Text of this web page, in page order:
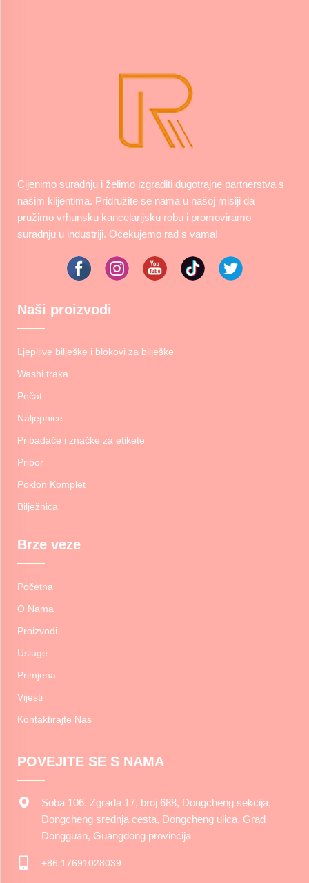
Cijenimo suradnju i želimo izgraditi dugotrajne partnerstva s
našim klijentima. Pridružite se nama u našoj misiji da
pružimo vrhunsku kancelarijsku robu i promoviramo
suradnju u industriji. Očekujemo rad s vama!
Naši proizvodi
Ljepljive bilješke i blokovi za bilješke
Washi traka
Pečat
Naljepnice
Pribadače i značke za etikete
Pribor
Poklon Komplet
Bilježnica
Brze veze
Početna
O Nama
Proizvodi
Usluge
Primjena
Vijesti
Kontaktirajte Nas
POVEJITE SE S NAMA
Soba 106, Zgrada 17, broj 688, Dongcheng sekcija,
Dongcheng srednja cesta, Dongcheng ulica, Grad
Dongguan, Guangdong provincija
+86 17691028039